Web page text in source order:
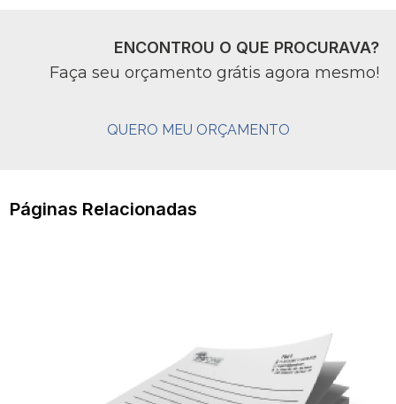
ENCONTROU O QUE PROCURAVA?
Faça seu orçamento grátis agora mesmo!
QUERO MEU ORÇAMENTO
Páginas Relacionadas